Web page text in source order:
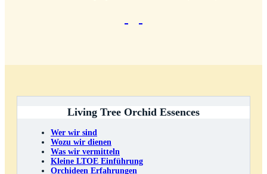
Living Tree Orchid Essences
Wer wir sind
Wozu wir dienen
Was wir vermitteln
Kleine LTOE Einführung
Orchideen Erfahrungen